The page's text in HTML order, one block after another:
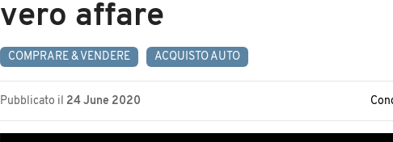
vero affare
COMPRARE & VENDERE ACQUISTO AUTO
Pubblicato il 24 June 2020